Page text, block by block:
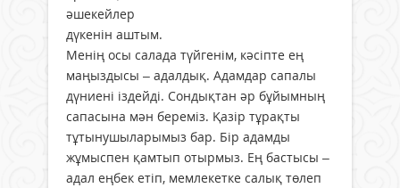
әшекейлер
дүкенін аштым.
Менің осы салада түйгенім, кәсіпте ең
маңыздысы – адалдық. Адамдар сапалы
дүниені іздейді. Сондықтан әр бұйымның
сапасына мән береміз. Қазір тұрақты
тұтынушыларымыз бар. Бір адамды
жұмыспен қамтып отырмыз. Ең бастысы –
адал еңбек етіп, мемлекетке салық төлеп